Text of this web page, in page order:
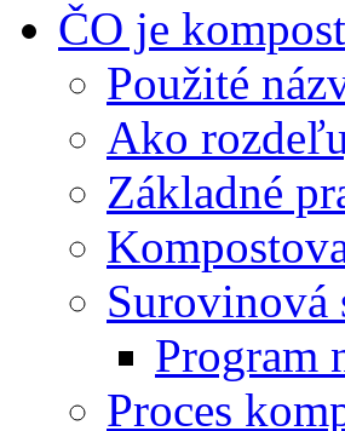
ČO je
Použité
Ako
Základné
Surovinová
Program
Proces